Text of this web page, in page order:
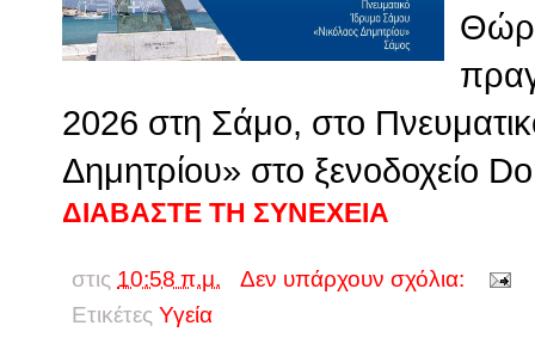
2026 στη Σάμο, στο
Δημητρίου» στο ξενοδοχείο
ΔΙΑΒΑΣΤΕ ΤΗ ΣΥΝΕΧΕΙΑ
στις 10:58 π.μ.
Δεν υπάρχουν σχόλια:
Ετικέτες Υγεία